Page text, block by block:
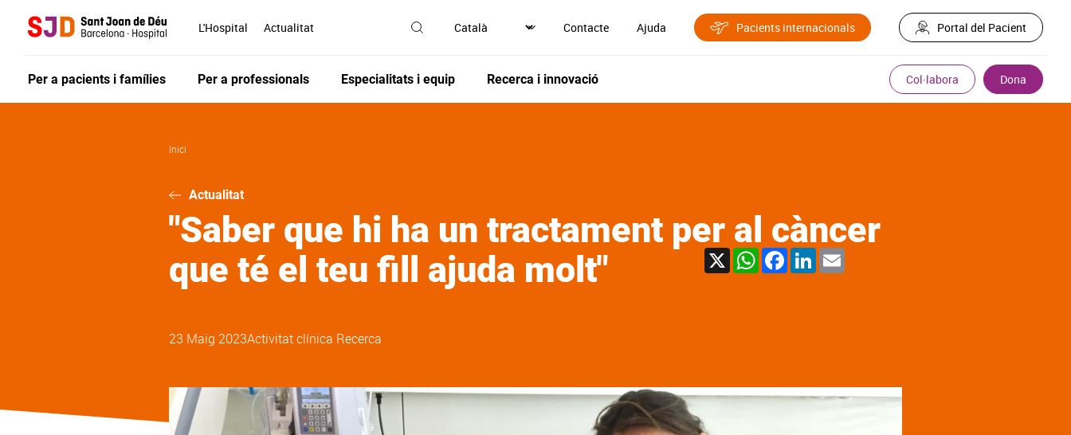
L'Hospital Actualitat Contacte Ajuda Pacients internacionals Portal del Pacient
Per a pacients i famílies Per a professionals Especialitats i equip Recerca i innovació Col·labora Dona
Inici
Actualitat
"Saber que hi ha un tractament per al càncer
que té el teu fill ajuda molt"
X WhatsAppFacebook
LinkedIn
23 Maig 2023Activitat clínica Recerca